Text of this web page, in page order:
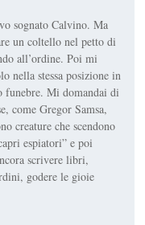
sognato Calvino. Ma
un coltel­lo nel petto di
all’or­dine. Poi mi
nella stes­sa posizione in
fune­bre. Mi domandai di
come Gregor Samsa,
creature che scendono
espiatori” e poi
scrivere libri,
godere le gioie